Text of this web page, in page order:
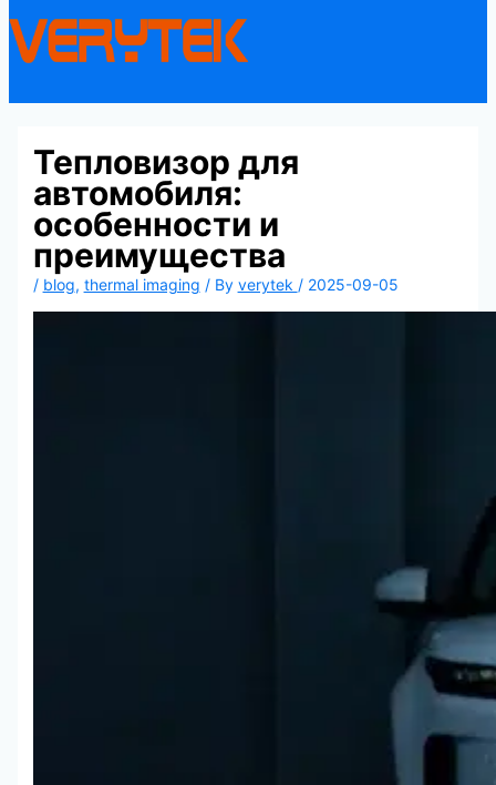
Тепловизор для
автомобиля:
особенности и
преимущества
/ blog, thermal imaging / By verytek / 2025-09-05